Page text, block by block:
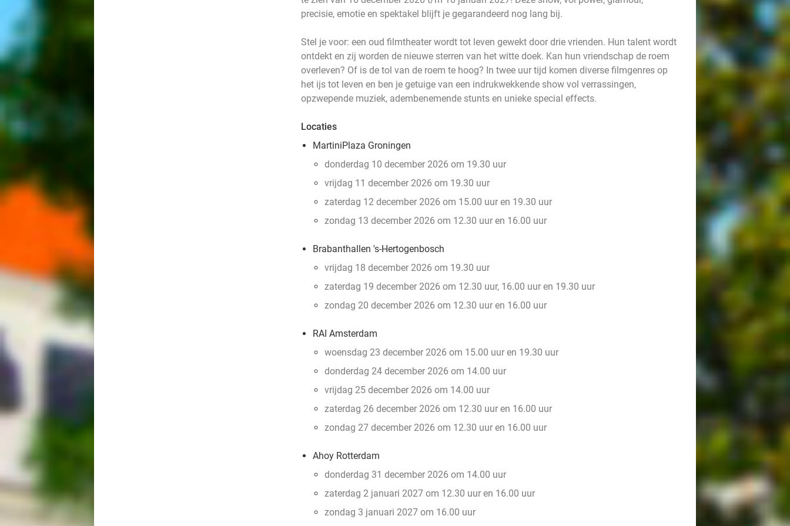
precisie, emotie en spektakel blijft je gegarandeerd nog lang bij.
Stel je voor: een oud filmtheater wordt tot leven gewekt door drie vrienden. Hun talent wordt
ontdekt en zij worden de nieuwe sterren van het witte doek. Kan hun vriendschap de roem
overleven? Of is de tol van de roem te hoog? In twee uur tijd komen diverse filmgenres op
het ijs tot leven en ben je getuige van een indrukwekkende show vol verrassingen,
opzwepende muziek, adembenemende stunts en unieke special effects.
Locaties
MartiniPlaza Groningen
donderdag 10 december 2026 om 19.30 uur
vrijdag 11 december 2026 om 19.30 uur
zaterdag 12 december 2026 om 15.00 uur en 19.30 uur
zondag 13 december 2026 om 12.30 uur en 16.00 uur
Brabanthallen 's-Hertogenbosch
vrijdag 18 december 2026 om 19.30 uur
zaterdag 19 december 2026 om 12.30 uur, 16.00 uur en 19.30 uur
zondag 20 december 2026 om 12.30 uur en 16.00 uur
RAI Amsterdam
woensdag 23 december 2026 om 15.00 uur en 19.30 uur
donderdag 24 december 2026 om 14.00 uur
vrijdag 25 december 2026 om 14.00 uur
zaterdag 26 december 2026 om 12.30 uur en 16.00 uur
zondag 27 december 2026 om 12.30 uur en 16.00 uur
Ahoy Rotterdam
donderdag 31 december 2026 om 14.00 uur
zaterdag 2 januari 2027 om 12.30 uur en 16.00 uur
zondag 3 januari 2027 om 16.00 uur